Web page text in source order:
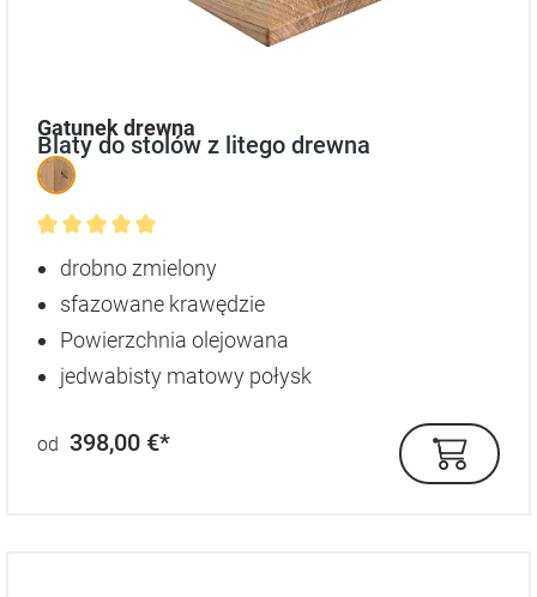
Gatunek drewna
Blaty do stolów z litego drewna
Średnia ocena 5 z 5 gwiazdek
drobno zmielony
sfazowane krawędzie
Powierzchnia olejowana
jedwabisty matowy połysk
od 398,00 €*